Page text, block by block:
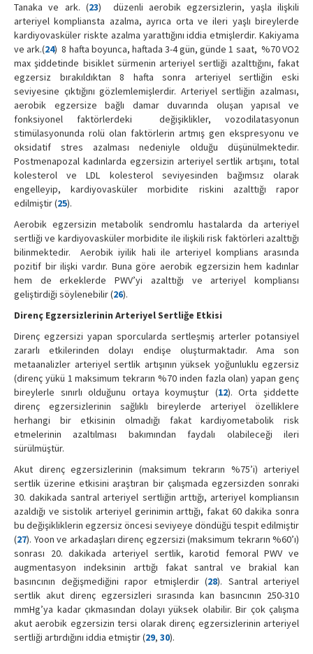
Tanaka ve ark. (23) düzenli aerobik egzersizlerin, yaşla ilişkili
arteriyel kompliansta azalma, ayrıca orta ve ileri yaşlı bireylerde
kardiyovasküler riskte azalma yarattığını iddia etmişlerdir. Kakiyama
ve ark.(24) 8 hafta boyunca, haftada 3-4 gün, günde 1 saat, %70 VO2
max şiddetinde bisiklet sürmenin arteriyel sertliği azalttığını, fakat
egzersiz bırakıldıktan 8 hafta sonra arteriyel sertliğin eski
seviyesine çıktığını gözlemlemişlerdir. Arteriyel sertliğin azalması,
aerobik egzersize bağlı damar duvarında oluşan yapısal ve
fonksiyonel faktörlerdeki değişiklikler, vozodilatasyonun
stimülasyonunda rolü olan faktörlerin artmış gen ekspresyonu ve
oksidatif stres azalması nedeniyle olduğu düşünülmektedir.
Postmenapozal kadınlarda egzersizin arteriyel sertlik artışını, total
kolesterol ve LDL kolesterol seviyesinden bağımsız olarak
engelleyip, kardiyovasküler morbidite riskini azalttığı rapor
edilmiştir (25).
Aerobik egzersizin metabolik sendromlu hastalarda da arteriyel
sertliği ve kardiyovasküler morbidite ile ilişkili risk faktörleri azalttığı
bilinmektedir. Aerobik iyilik hali ile arteriyel komplians arasında
pozitif bir ilişki vardır. Buna göre aerobik egzersizin hem kadınlar
hem de erkeklerde PWV’yi azalttığı ve arteriyel kompliansı
geliştirdiği söylenebilir (26).
Direnç Egzersizlerinin Arteriyel Sertliğe Etkisi
Direnç egzersizi yapan sporcularda sertleşmiş arterler potansiyel
zararlı etkilerinden dolayı endişe oluşturmaktadır. Ama son
metaanalizler arteriyel sertlik artışının yüksek yoğunluklu egzersiz
(direnç yükü 1 maksimum tekrarın %70 inden fazla olan) yapan genç
bireylerle sınırlı olduğunu ortaya koymuştur (12). Orta şiddette
direnç egzersizlerinin sağlıklı bireylerde arteriyel özelliklere
herhangi bir etkisinin olmadığı fakat kardiyometabolik risk
etmelerinin azaltılması bakımından faydalı olabileceği ileri
sürülmüştür.
Akut direnç egzersizlerinin (maksimum tekrarın %75’i) arteriyel
sertlik üzerine etkisini araştıran bir çalışmada egzersizden sonraki
30. dakikada santral arteriyel sertliğin arttığı, arteriyel kompliansın
azaldığı ve sistolik arteriyel gerinimin arttığı, fakat 60 dakika sonra
bu değişikliklerin egzersiz öncesi seviyeye döndüğü tespit edilmiştir
(27). Yoon ve arkadaşları direnç egzersizi (maksimum tekrarın %60’ı)
sonrası 20. dakikada arteriyel sertlik, karotid femoral PWV ve
augmentasyon indeksinin arttığı fakat santral ve brakial kan
basıncının değişmediğini rapor etmişlerdir (28). Santral arteriyel
sertlik akut direnç egzersizleri sırasında kan basıncının 250-310
mmHg’ya kadar çıkmasından dolayı yüksek olabilir. Bir çok çalışma
akut aerobik egzersizin tersi olarak direnç egzersizlerinin arteriyel
sertliği artırdığını iddia etmiştir (29, 30).